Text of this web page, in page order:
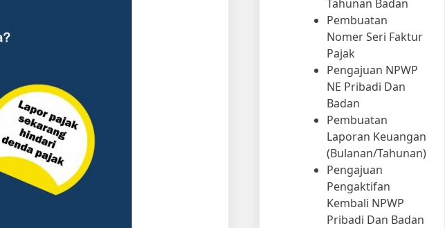
Tahunan Badan
Pembuatan
Nomer Seri Faktur
Pajak
Pengajuan NPWP
NE Pribadi Dan
Badan
Pembuatan
Laporan Keuangan
(Bulanan/Tahunan)
Pengajuan
Pengaktifan
Kembali NPWP
Pribadi Dan Badan